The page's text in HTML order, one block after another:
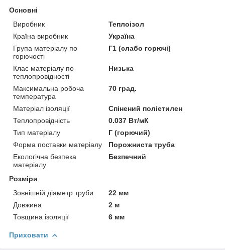
Основні
Виробник
Теплоізол
Країна виробник
Україна
Група матеріалу по
горючості
Г1 (слабо горючі)
Клас матеріалу по
теплопровідності
Низька
Максимальна робоча
температура
70 град.
Матеріал ізоляції
Спінений поліетилен
Теплопровідність
0.037 Вт/мК
Тип матеріалу
Г (горючий)
Форма поставки матеріалу
Порожниста труба
Екологічна безпека
матеріалу
Безпечний
Розміри
Зовнішній діаметр труби
22 мм
Довжина
2 м
Товщина ізоляції
6 мм
Приховати